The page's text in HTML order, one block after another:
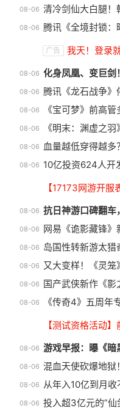
盘点8月扎堆上
扔核弹，结果
08-06 清冷剑仙大白腿！
08-06 腾讯《全境封锁：
广告 我天！登录
08-06 化身凤凰、变巨剑
08-06 腾讯《龙石战争》
08-06 《宝可梦》前高
08-06 《明末：渊虚之
08-06 血量越低穿得越多
08-06 10亿投资624人开
【17173网游开
08-06 抗日神游口碑翻车
08-06 网易《诡影藏锋
08-06 岛国性转新游太
08-06 又大变样！《灵笼
08-06 国产武侠新作《
08-06
《传奇4》五周年
【测试资格活动
08-06 游戏早报：曝《
08-06 混血天使砍爆地狱
08-06 从年入10亿到月
08-06 投入超3亿元的”仙